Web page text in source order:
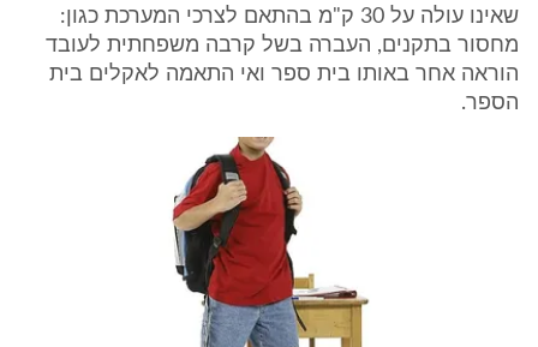
שאינו עולה על 30 ק"מ בהתאם לצרכי המערכת כגון:
מחסור בתקנים, העברה בשל קרבה משפחתית לעובד
הוראה אחר באותו בית ספר ואי התאמה לאקלים בית
הספר.